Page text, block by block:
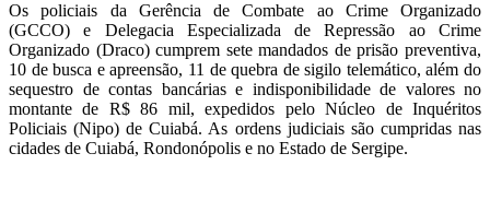
Os policiais da Gerência de Combate ao Crime Organizado
(GCCO) e Delegacia Especializada de Repressão ao Crime
Organizado (Draco) cumprem sete mandados de prisão preventiva,
10 de busca e apreensão, 11 de quebra de sigilo telemático, além do
sequestro de contas bancárias e indisponibilidade de valores no
montante de R$ 86 mil, expedidos pelo Núcleo de Inquéritos
Policiais (Nipo) de Cuiabá. As ordens judiciais são cumpridas nas
cidades de Cuiabá, Rondonópolis e no Estado de Sergipe.